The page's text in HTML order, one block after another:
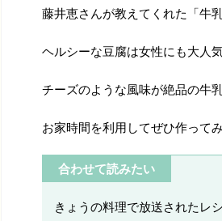
藤井恵さんが教えてくれた「牛
ヘルシーな豆腐は女性にも大人
チーズのような風味が絶品の牛
お家時間を利用してぜひ作って
合わせて読みたい
きょうの料理で放送されたレ